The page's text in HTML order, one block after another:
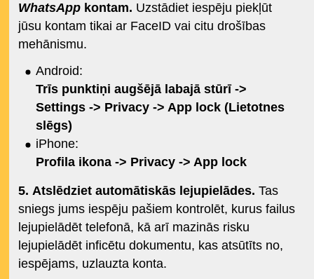
WhatsAppkontam. Uzstādiet iespēju piekļūt
jūsu kontam tikai ar FaceID vai citu drošības
mehānismu.
Android:
Trīs punktiņi augšējā labajā stūrī ->
Settings -> Privacy -> App lock (Lietotnes
slēgs)
iPhone:
Profila ikona -> Privacy -> App lock
5. Atslēdziet automātiskās lejupielādes. Tas
sniegs jums iespēju pašiem kontrolēt, kurus failus
lejupielādēt telefonā, kā arī mazinās risku
lejupielādēt inficētu dokumentu, kas atsūtīts no,
iespējams, uzlauzta konta.